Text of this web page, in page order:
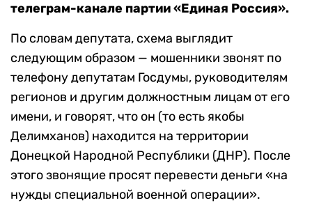
телеграм-канале партии «Единая Россия».
По словам депутата, схема выглядит
следующим образом — мошенники звонят по
телефону депутатам Госдумы, руководителям
регионов и другим должностным лицам от его
имени, и говорят, что он (то есть якобы
Делимханов) находится на территории
Донецкой Народной Республики (ДНР). После
этого звонящие просят перевести деньги «на
нужды специальной военной операции».